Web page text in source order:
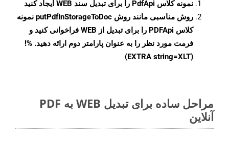
نمونه کلاس PdfApi را برای تبدیل سند WEB ایجاد کنید
روش مناسبی مانند روش putPdfInStorageToDoc نمونه
کلاس PDFApi را برای تبدیل از WEB فراخوانی کنید و
فرمت مورد نظر را به عنوان پارامتر دوم ارائه دهید. %!
(EXTRA string=XLT)
مراحل ساده برای تبدیل WEB به PDF
آنلاین